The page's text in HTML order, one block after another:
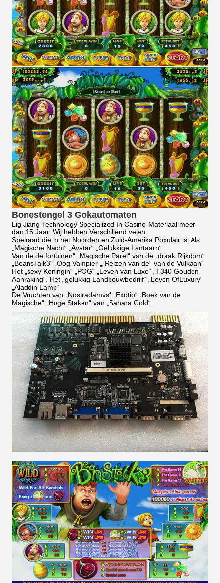
Bonestengel 3 Gokautomaten
Lig Jiang Technology Specialized In Casino-Materiaal meer
dan 15 Jaar. Wij hebben Verschillend velen
Spelraad die in het Noorden en Zuid-Amerika Populair is. Als
„Magische Nacht“ „Avatar“ „Gelukkige Lantaarn“
Van de de fortuinen“ „Magische Parel“ van de „draak Rijkdom“
„BeansTalk3“ „Oog Vampier „„Reizen van de“ van de Vulkaan“
Het „sexy Koningin“ „POG“ „Leven van Luxe“ „T340 Gouden
Aanraking“. Het „gelukkig Landbouwbedrijf“ „Leven OfLuxury“
„Aladdin Lamp“
De Vruchten van „ Nostradamvs“ „Exotio“ „Boek van de
Magische“ „Hoge Staken“ van „Sahara Gold“.